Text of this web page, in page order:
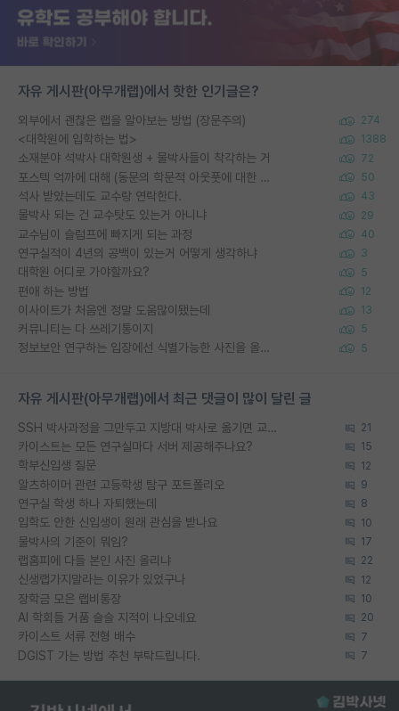
자유 게시판(아무개랩)에서 핫한 인기글은?
외부에서 괜찮은 랩을 알아보는 방법 (장문주의) 274
<대학원에 입학하는 법> 1388
소재분야 석박사 대학원생 + 물박사들이 착각하는 거 72
포스텍 억까에 대해 (동문의 학문적 아웃풋에 대한 반박) 50
석사 받았는데도 교수랑 연락한다. 43
물박사 되는 건 교수탓도 있는거 아니냐 29
교수님이 슬럼프에 빠지게 되는 과정 40
연구실적이 4년의 공백이 있는거 어떻게 생각하냐 3
대학원 어디로 가야할까요? 5
편애 하는 방법 12
이사이트가 처음엔 정말 도움많이됐는데 13
커뮤니티는 다 쓰레기통이지 5
정보보안 연구하는 입장에선 식별가능한 사진을 올리는건 비추이긴함 5
자유 게시판(아무개랩)에서 최근 댓글이 많이 달린 글
SSH 박사과정을 그만두고 지방대 박사로 옮기면 교수의 꿈은 끝일까요? 21
카이스트는 모든 연구실마다 서버 제공해주나요? 15
학부신입생 질문 12
알츠하이머 관련 고등학생 탐구 포트폴리오 9
연구실 학생 하나 자퇴했는데 8
입학도 안한 신입생이 원래 관심을 받나요 10
물박사의 기준이 뭐임? 17
랩홈피에 다들 본인 사진 올리냐 22
신생랩가지말라는 이유가 있었구나 12
장학금 모은 랩비통장 10
AI 학회들 거품 슬슬 지적이 나오네요 20
카이스트 서류 전형 배수 7
DGIST 가는 방법 추천 부탁드립니다. 7